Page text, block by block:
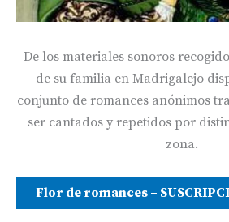
De los materiales sonoros
de su familia en Madrigalejo
conjunto de romances anónimos
ser cantados y repetidos por
zona.
Flor de romances –